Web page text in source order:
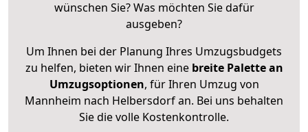
wünschen Sie? Was möchten Sie dafür
ausgeben?
Um Ihnen bei der Planung Ihres Umzugsbudgets
zu helfen, bieten wir Ihnen eine breite Palette an
Umzugsoptionen, für Ihren Umzug von
Mannheim nach Helbersdorf an. Bei uns behalten
Sie die volle Kostenkontrolle.